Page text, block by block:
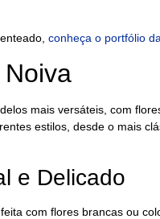
conheça o portfólio
mais versáteis, com
estilos, desde o mais
e Delicado
com flores brancas ou